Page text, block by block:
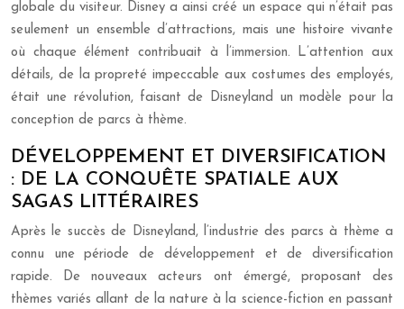
globale du visiteur. Disney a ainsi créé un espace qui n’était pas
seulement un ensemble d’attractions, mais une histoire vivante
où chaque élément contribuait à l’immersion. L’attention aux
détails, de la propreté impeccable aux costumes des employés,
était une révolution, faisant de Disneyland un modèle pour la
conception de parcs à thème.
DÉVELOPPEMENT ET DIVERSIFICATION
: DE LA CONQUÊTE SPATIALE AUX
SAGAS LITTÉRAIRES
Après le succès de Disneyland, l’industrie des parcs à thème a
connu une période de développement et de diversification
rapide. De nouveaux acteurs ont émergé, proposant des
thèmes variés allant de la nature à la science-fiction en passant